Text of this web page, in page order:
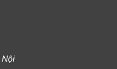
Nội